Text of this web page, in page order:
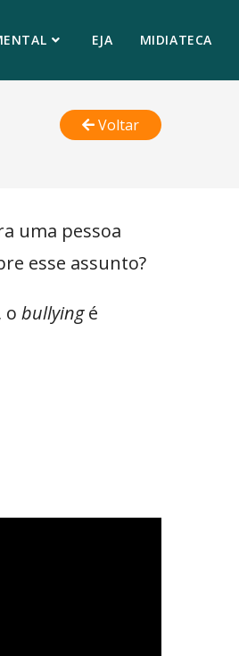
EJA MIDIATECA
Voltar
uma pessoa
esse assunto?
o bullyingé